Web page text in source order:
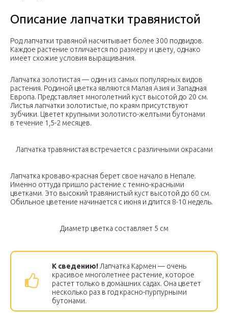
Описание лапчатки травянистой
Род лапчатки травяной насчитывает более 300 подвидов.
Каждое растение отличается по размеру и цвету, однако
имеет схожие условия выращивания.
Лапчатка золотистая — один из самых популярных видов
растения. Родиной цветка являются Малая Азия и Западная
Европа. Представляет многолетний куст высотой до 20 см.
Листья лапчатки золотистые, по краям присутствуют
зубчики. Цветет крупными золотисто-желтыми бутонами
в течение 1,5-2 месяцев.
Лапчатка травянистая встречается с различными окрасами
Лапчатка кроваво-красная берет свое начало в Непале.
Именно оттуда пришло растение с темно-красными
цветками. Это высокий травянистый куст высотой до 60 см.
Обильное цветение начинается с июня и длится 8-10 недель.
Диаметр цветка составляет 5 см
К сведению! Лапчатка Кармен — очень
красивое многолетнее растение, которое
растет только в домашних садах. Она цветет
несколько раз в год красно-пурпурными
бутонами.